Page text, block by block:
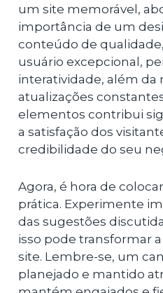
um site memorável,
importância de um
conteúdo de
usuário excepcional,
interatividade, além da
atualizações
elementos contribui
a satisfação dos
credibilidade do seu
Agora, é hora de
prática. Experimente
das sugestões
isso pode transformar
site. Lembre-se, um
planejado e mantido